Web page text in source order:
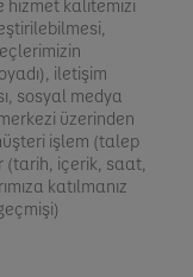
hizmet kalitemizi
iletişim
, sosyal medya
merkezi üzerinden
işlem (talep
(tarih, içerik, saat,
katılmanız